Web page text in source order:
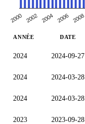
2000 2002 2004 2006 2008
ANNÉE DATE
2024 2024-09-27
2024 2024-03-28
2024 2024-03-28
2023 2023-09-28